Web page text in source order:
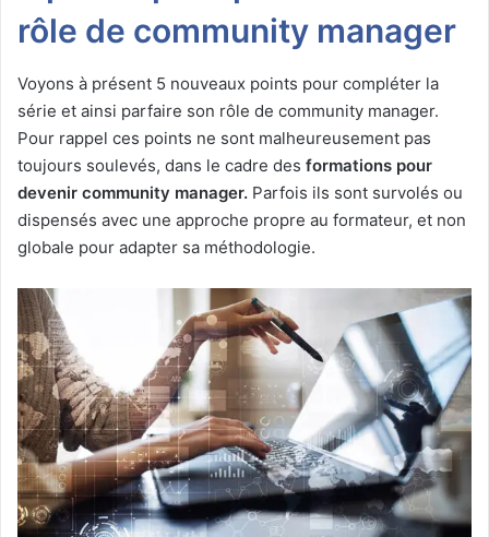
rôle de community manager
Voyons à présent 5 nouveaux points pour compléter la
série et ainsi parfaire son rôle de community manager.
Pour rappel ces points ne sont malheureusement pas
toujours soulevés, dans le cadre des formations pour
devenir community manager. Parfois ils sont survolés ou
dispensés avec une approche propre au formateur, et non
globale pour adapter sa méthodologie.